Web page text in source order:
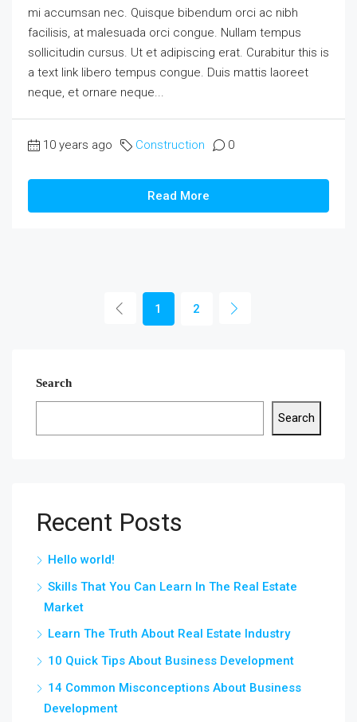
mi accumsan nec. Quisque bibendum orci ac nibh
facilisis, at malesuada orci congue. Nullam tempus
sollicitudin cursus. Ut et adipiscing erat. Curabitur this is
a text link libero tempus congue. Duis mattis laoreet
neque, et ornare neque...
10 years ago Construction 0
Read More
1 2
Search
Search
Recent Posts
Hello world!
Skills That You Can Learn In The Real Estate
Market
Learn The Truth About Real Estate Industry
10 Quick Tips About Business Development
14 Common Misconceptions About Business
Development